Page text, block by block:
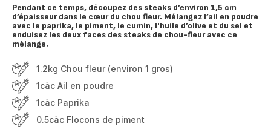
Pendant ce temps, découpez des steaks d’environ 1,5 cm
d’épaisseur dans le cœur du chou fleur. Mélangez l’ail en poudre
avec le paprika, le piment, le cumin, l'huile d’olive et du sel et
enduisez les deux faces des steaks de chou-fleur avec ce
mélange.
1.2kg Chou fleur (environ 1 gros)
1càc Ail en poudre
1càc Paprika
0.5càc Flocons de piment